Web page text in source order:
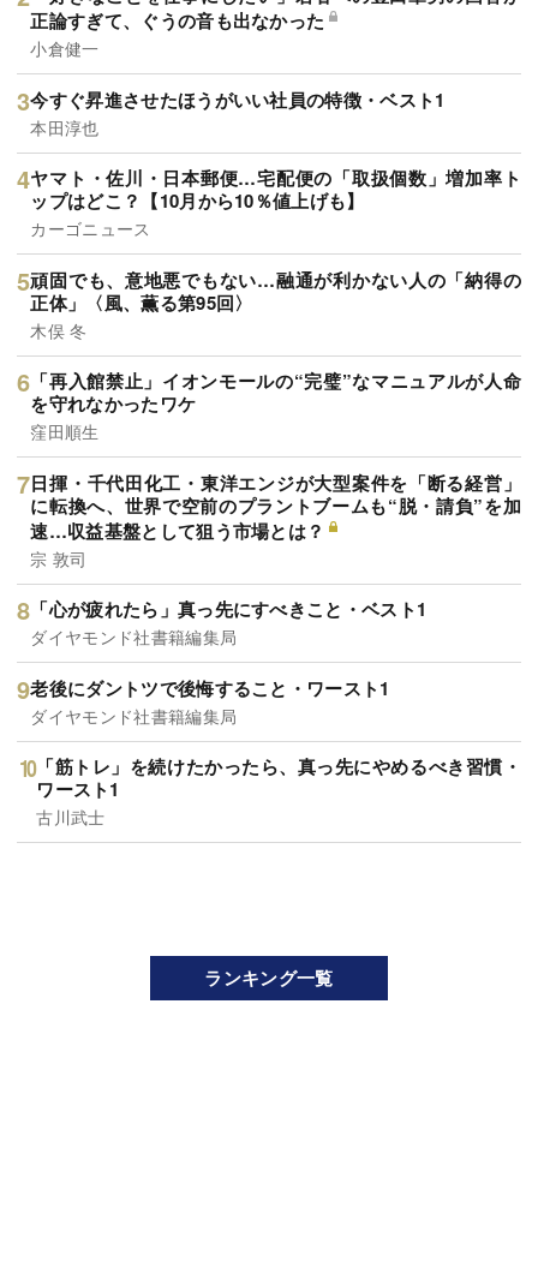
正論すぎて、ぐうの音も出なかった
小倉健一
今すぐ昇進させたほうがいい社員の特徴・ベスト1
本田淳也
ヤマト・佐川・日本郵便…宅配便の「取扱個数」増加率ト
ップはどこ？【10月から10％値上げも】
カーゴニュース
頑固でも、意地悪でもない…融通が利かない人の「納得の
正体」〈風、薫る第95回〉
木俣 冬
「再入館禁止」イオンモールの“完璧”なマニュアルが人命
を守れなかったワケ
窪田順生
日揮・千代田化工・東洋エンジが大型案件を「断る経営」
に転換へ、世界で空前のプラントブームも“脱・請負”を加
速…収益基盤として狙う市場とは？
宗 敦司
「心が疲れたら」真っ先にすべきこと・ベスト1
ダイヤモンド社書籍編集局
老後にダントツで後悔すること・ワースト1
ダイヤモンド社書籍編集局
「筋トレ」を続けたかったら、真っ先にやめるべき習慣・
ワースト1
古川武士
ランキング一覧